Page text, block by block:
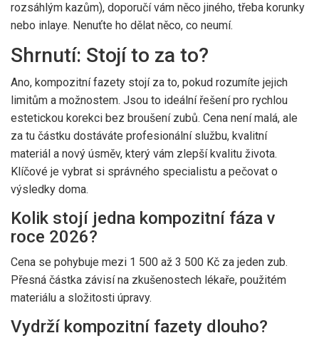
rozsáhlým kazům), doporučí vám něco jiného, třeba korunky
nebo inlaye. Nenuťte ho dělat něco, co neumí.
Shrnutí: Stojí to za to?
Ano, kompozitní fazety stojí za to, pokud rozumíte jejich
limitům a možnostem. Jsou to ideální řešení pro rychlou
estetickou korekci bez broušení zubů. Cena není malá, ale
za tu částku dostáváte profesionální službu, kvalitní
materiál a nový úsměv, který vám zlepší kvalitu života.
Klíčové je vybrat si správného specialistu a pečovat o
výsledky doma.
Kolik stojí jedna kompozitní fáza v
roce 2026?
Cena se pohybuje mezi 1 500 až 3 500 Kč za jeden zub.
Přesná částka závisí na zkušenostech lékaře, použitém
materiálu a složitosti úpravy.
Vydrží kompozitní fazety dlouho?